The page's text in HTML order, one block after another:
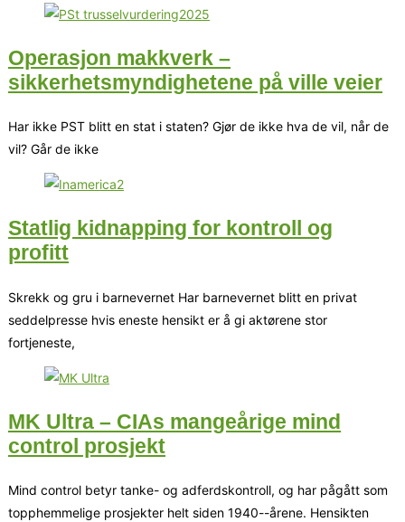
Operasjon makkverk –
sikkerhetsmyndighetene på ville veier
Har ikke PST blitt en stat i staten? Gjør de ikke hva de vil, når de
vil? Går de ikke
Statlig kidnapping for kontroll og
profitt
Skrekk og gru i barnevernet Har barnevernet blitt en privat
seddelpresse hvis eneste hensikt er å gi aktørene stor
fortjeneste,
MK Ultra – CIAs mangeårige mind
control prosjekt
Mind control betyr tanke- og adferdskontroll, og har pågått som
topphemmelige prosjekter helt siden 1940--årene. Hensikten